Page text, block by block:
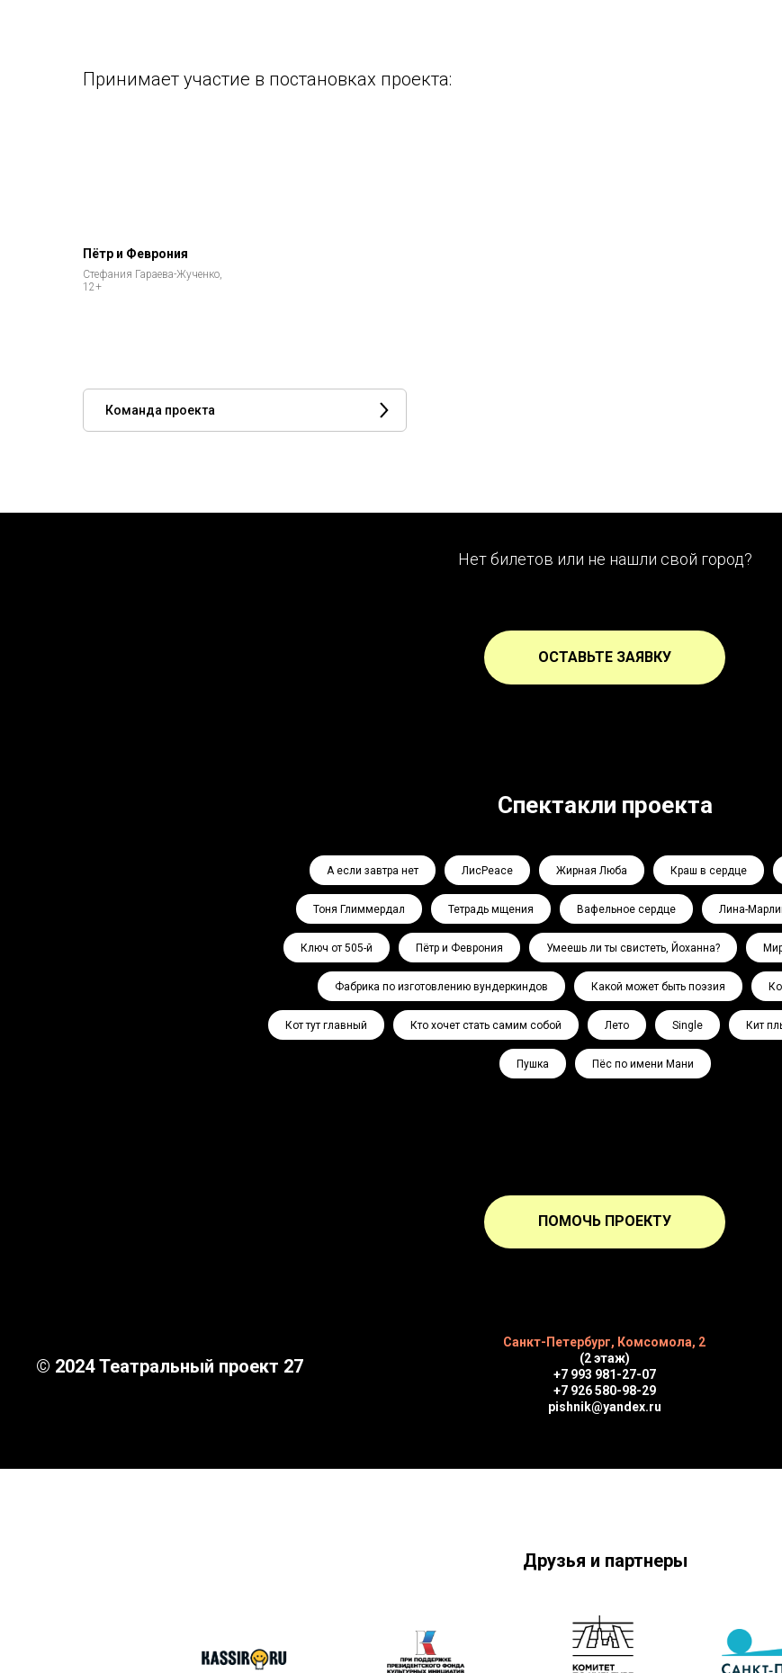
Принимает участие в постановках проекта:
Пётр и Феврония
Стефания Гараева-Жученко,
12+
Команда проекта
Нет билетов или не нашли свой город?
ОСТАВЬТЕ ЗАЯВКУ
Спектакли проекта
А если завтра нет ЛисPeace Жирная Люба Краш в сердце
Тоня Глиммердал Тетрадь мщения Вафельное сердце Лина-
Ключ от 505-й Пётр и Феврония Умеешь ли ты свистеть, Йоханна?
Фабрика по изготовлению вундеркиндов Какой может быть поэзия
Кот тут главный Кто хочет стать самим собой Лето Single Кит
Пушка Пёс по имени Мани
ПОМОЧЬ ПРОЕКТУ
© 2024 Театральный проект 27
Санкт-Петербург, Комсомола, 2
(2 этаж)
+7 993 981-27-07
+7 926 580-98-29
pishnik@yandex.ru
Друзья и партнеры